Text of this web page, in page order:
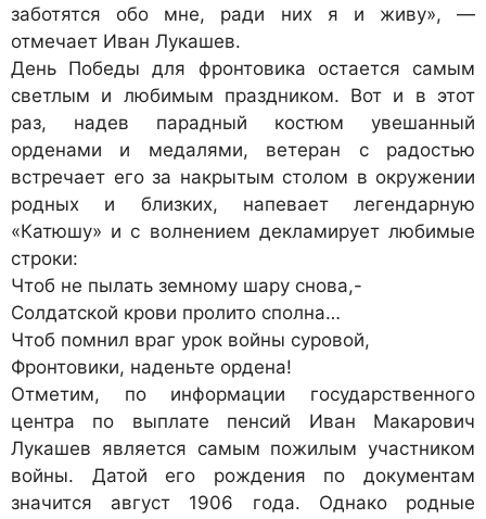
заботятся обо мне, ради них я и живу», —
отмечает Иван Лукашев.
День Победы для фронтовика остается самым
светлым и любимым праздником. Вот и в этот
раз, надев парадный костюм увешанный
орденами и медалями, ветеран с радостью
встречает его за накрытым столом в окружении
родных и близких, напевает легендарную
«Катюшу» и с волнением декламирует любимые
строки:
Чтоб не пылать земному шару снова,-
Солдатской крови пролито сполна…
Чтоб помнил враг урок войны суровой,
Фронтовики, наденьте ордена!
Отметим, по информации государственного
центра по выплате пенсий Иван Макарович
Лукашев является самым пожилым участником
войны. Датой его рождения по документам
значится август 1906 года. Однако родные